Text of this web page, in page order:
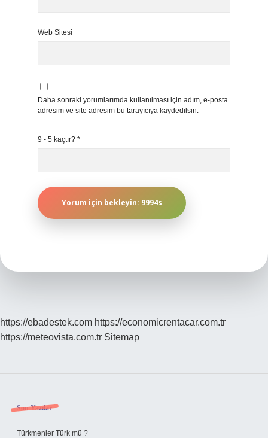
Web Sitesi
Daha sonraki yorumlarımda kullanılması için adım, e-posta
adresim ve site adresim bu tarayıcıya kaydedilsin.
9 - 5 kaçtır? *
https://ebadestek.com https://economicrentacar.com.tr
https://meteovista.com.tr Sitemap
Sidebar
Son Yazılar
Türkmenler Türk mü ?